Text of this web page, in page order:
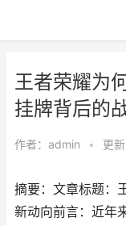
王者荣耀为
挂牌背后的
作者： admin • 更
摘要：文章标题：
新动向前言：近年